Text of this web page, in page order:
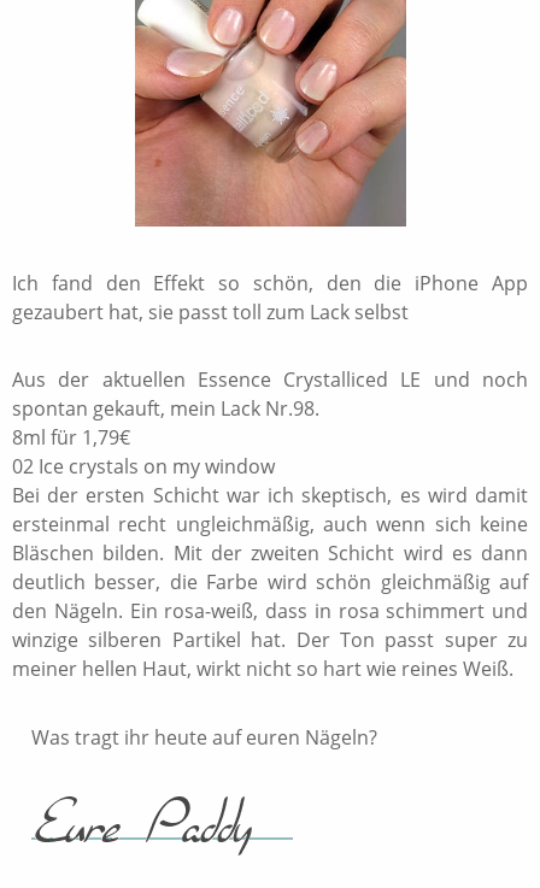
Ich fand den Effekt so schön, den die iPhone App
gezaubert hat, sie passt toll zum Lack selbst
Aus der aktuellen Essence Crystalliced LE und noch
spontan gekauft, mein Lack Nr.98.
8ml für 1,79€
02 Ice crystals on my window
Bei der ersten Schicht war ich skeptisch, es wird damit
ersteinmal recht ungleichmäßig, auch wenn sich keine
Bläschen bilden. Mit der zweiten Schicht wird es dann
deutlich besser, die Farbe wird schön gleichmäßig auf
den Nägeln. Ein rosa-weiß, dass in rosa schimmert und
winzige silberen Partikel hat. Der Ton passt super zu
meiner hellen Haut, wirkt nicht so hart wie reines Weiß.
Was tragt ihr heute auf euren Nägeln?